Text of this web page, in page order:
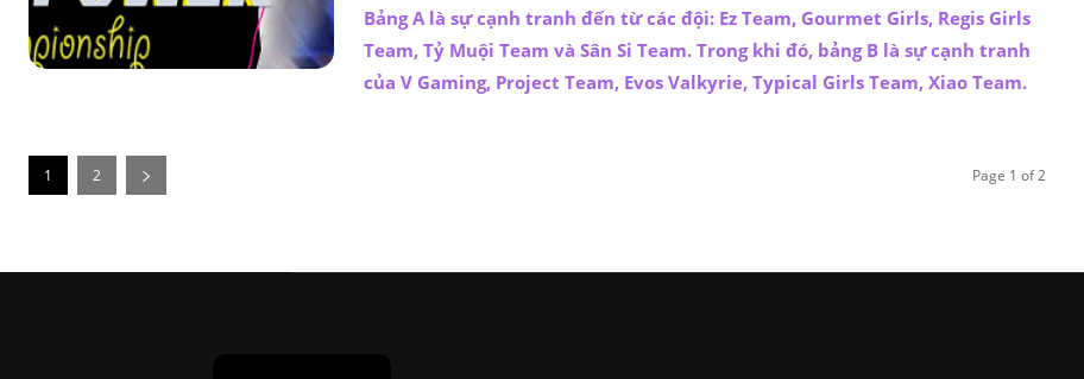
Bảng A là sự cạnh tranh đến từ các đội: Ez Team, Gourmet Girls, Regis Girls
Team, Tỷ Muội Team và Sân Si Team. Trong khi đó, bảng B là sự cạnh tranh
của V Gaming, Project Team, Evos Valkyrie, Typical Girls Team, Xiao Team.
1 2 Page 1 of 2